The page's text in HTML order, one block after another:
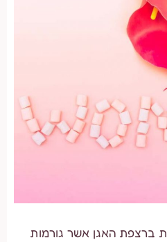
ברצפת האגן אשר גורמות